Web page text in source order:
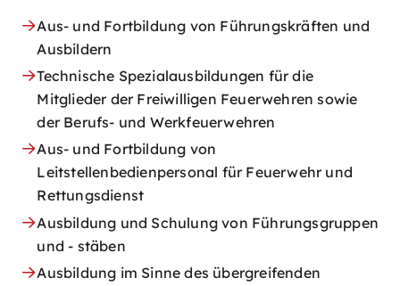
Aus- und Fortbildung von Führungskräften und
Ausbildern
Technische Spezialausbildungen für die
Mitglieder der Freiwilligen Feuerwehren sowie
der Berufs- und Werkfeuerwehren
Aus- und Fortbildung von
Leitstellenbedienpersonal für Feuerwehr und
Rettungsdienst
Ausbildung und Schulung von Führungsgruppen
und - stäben
Ausbildung im Sinne des übergreifenden